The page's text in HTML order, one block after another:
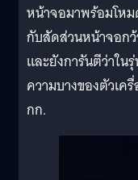
หน้าจอมาพร้อมโห
กับสัดส่วนหน้าจอกว้
และยังการันตีว่าใน
ความบางของตัวเค
กก.